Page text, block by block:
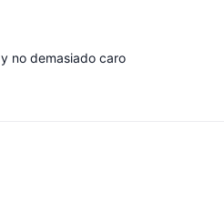
no demasiado caro